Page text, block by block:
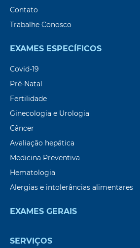
Contato
Trabalhe Conosco
EXAMES ESPECÍFICOS
Covid-19
Pré-Natal
Fertilidade
Ginecologia e Urologia
Câncer
Avaliação hepática
Medicina Preventiva
Hematologia
Alergias e intolerâncias alimentares
EXAMES GERAIS
SERVIÇOS